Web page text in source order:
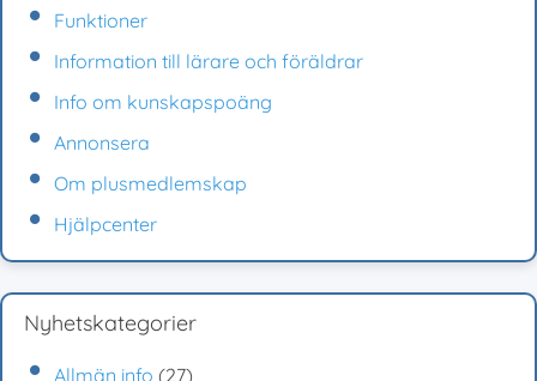
Funktioner
Information till lärare och föräldrar
Info om kunskapspoäng
Annonsera
Om plusmedlemskap
Hjälpcenter
Nyhetskategorier
Allmän info (27)